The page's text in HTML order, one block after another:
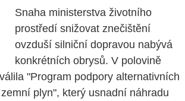
Snaha ministerstva životního
prostředí snižovat znečištění
ovzduší silniční dopravou nabývá
konkrétních obrysů. V polovině
"Program podpory alternativních
plyn", který usnadní náhradu